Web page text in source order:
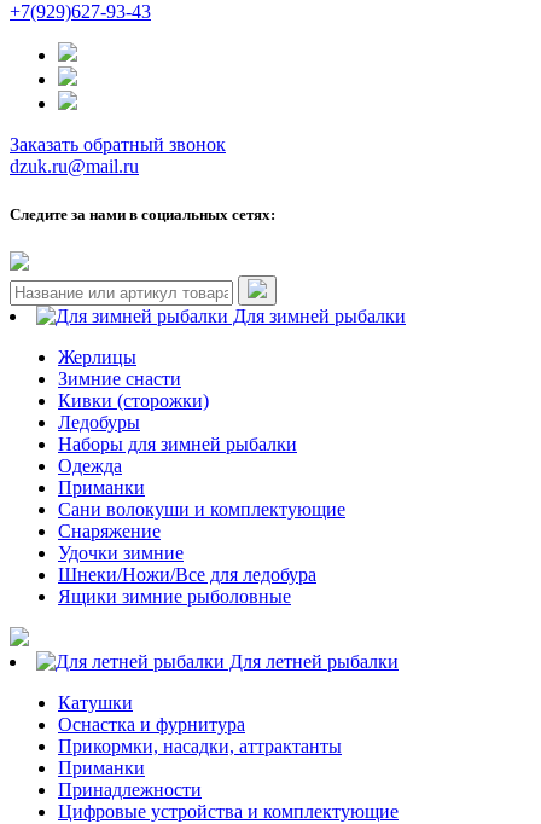
+7(929)627-93-43
Заказать обратный звонок
dzuk.ru@mail.ru
Следите за нами в социальных сетях:
Для зимней рыбалки
Жерлицы
Зимние снасти
Кивки (сторожки)
Ледобуры
Наборы для зимней рыбалки
Одежда
Приманки
Сани волокуши и комплектующие
Снаряжение
Удочки зимние
Шнеки/Ножи/Все для ледобура
Ящики зимние рыболовные
Для летней рыбалки
Катушки
Оснастка и фурнитура
Прикормки, насадки, аттрактанты
Приманки
Принадлежности
Цифровые устройства и комплектующие